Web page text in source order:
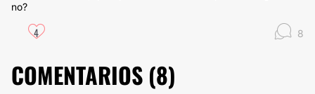
no?
4 8
COMENTARIOS (8)